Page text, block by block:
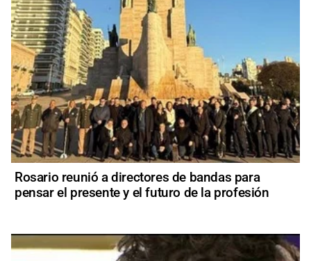
Rosario reunió a directores de bandas para
pensar el presente y el futuro de la profesión